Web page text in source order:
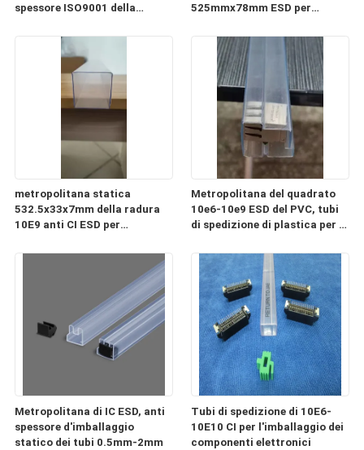
spessore ISO9001 della
525mmx78mm ESD per
alimentazione
metropolitana statica
532.5x33x7mm della radura
10E9 anti CI ESD per
Metropolitana del quadrato
10e6-10e9 ESD del PVC, tubi
di spedizione di plastica per i
Metropolitana di IC ESD, anti
spessore d'imballaggio
statico dei tubi 0.5mm-2mm
Tubi di spedizione di 10E6-
10E10 CI per l'imballaggio dei
componenti elettronici